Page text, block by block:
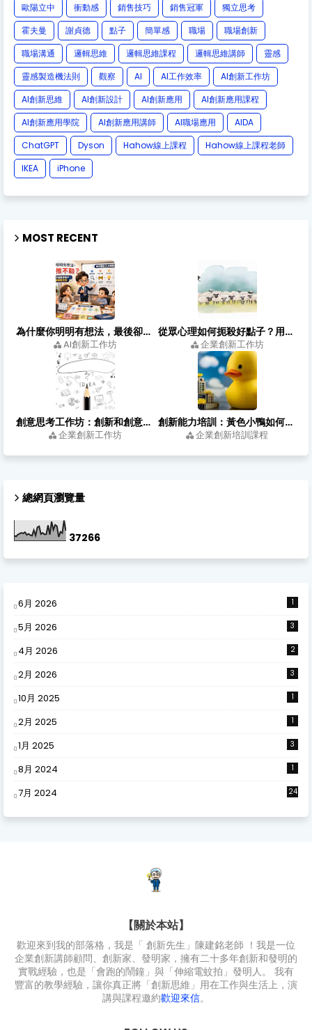
歐陽立中
衝動感 銷售技巧 銷售冠軍
獨立思考
霍夫曼
謝貞德 點子 簡單感 職場
職場創新
職場溝通
邏輯思維 邏輯思維課程 邏輯思維講師
靈感
靈感製造機法則
觀察 AI AI工作效率
AI創新工作坊
AI創新思維
AI創新設計 AI創新應用
AI創新應用課程
AI創新應用學院
AI創新應用講師 AI職場應用
AIDA
ChatGPT
Dyson Hahow線上課程
Hahow線上課程老師
IKEA
iPhone
MOST RECENT
為什麼你明明有想法，最後卻推不動？職場人把點子落地的方法
AI創新工作坊
從眾心理如何扼殺好點子？用創新心態打造有效的創新思考會議
企業創新工作坊
創意思考工作坊：創新和創意有何不同？從靈感到落地的四個關鍵步驟
企業創新工作坊
創新能力培訓：黃色小鴨如何用跨領域思考，把浴缸玩具變成城市亮點？
企業創新培訓課程
總網頁瀏覽量
37266
6月 2026 1
5月 2026 3
4月 2026 2
2月 2026 3
10月 2025 1
2月 2025 1
1月 2025 3
8月 2024 1
7月 2024 24
【關於本站】
歡迎來到我的部落格，我是「 創新先生」陳建銘老師 ！我是一位
企業創新講師顧問、創新家、發明家，擁有二十多年創新和發明的
實戰經驗，也是「會跑的鬧鐘」與「伸縮電蚊拍」發明人。 我有
豐富的教學經驗，讓你真正將「創新思維」用在工作與生活上，演
講與課程邀約歡迎來信。